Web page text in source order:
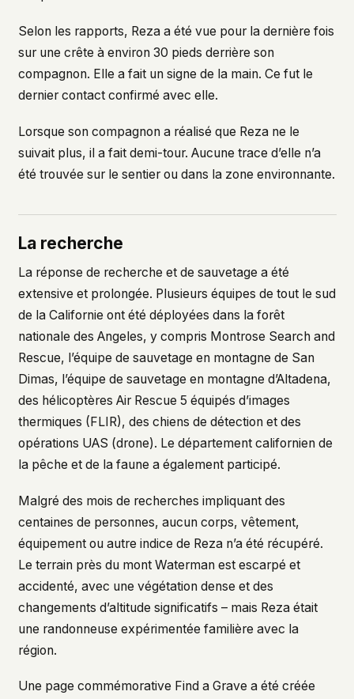
Selon les rapports, Reza a été vue pour la dernière fois
sur une crête à environ 30 pieds derrière son
compagnon. Elle a fait un signe de la main. Ce fut le
dernier contact confirmé avec elle.
Lorsque son compagnon a réalisé que Reza ne le
suivait plus, il a fait demi-tour. Aucune trace d’elle n’a
été trouvée sur le sentier ou dans la zone environnante.
La recherche
La réponse de recherche et de sauvetage a été
extensive et prolongée. Plusieurs équipes de tout le sud
de la Californie ont été déployées dans la forêt
nationale des Angeles, y compris Montrose Search and
Rescue, l’équipe de sauvetage en montagne de San
Dimas, l’équipe de sauvetage en montagne d’Altadena,
des hélicoptères Air Rescue 5 équipés d’images
thermiques (FLIR), des chiens de détection et des
opérations UAS (drone). Le département californien de
la pêche et de la faune a également participé.
Malgré des mois de recherches impliquant des
centaines de personnes, aucun corps, vêtement,
équipement ou autre indice de Reza n’a été récupéré.
Le terrain près du mont Waterman est escarpé et
accidenté, avec une végétation dense et des
changements d’altitude significatifs – mais Reza était
une randonneuse expérimentée familière avec la
région.
Une page commémorative Find a Grave a été créée